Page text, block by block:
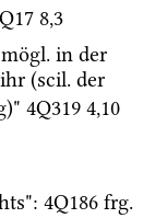
8,3
mögl. in der
(scil. der
4Q319 4,10
: 4Q186 frg.